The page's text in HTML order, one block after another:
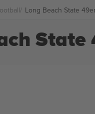
Long Beach State